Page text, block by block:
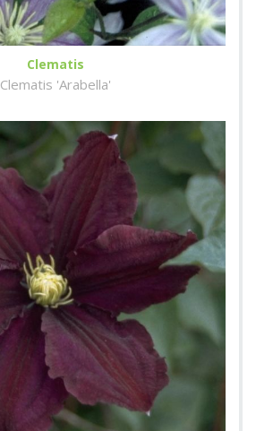
Clematis
Clematis 'Arabella'